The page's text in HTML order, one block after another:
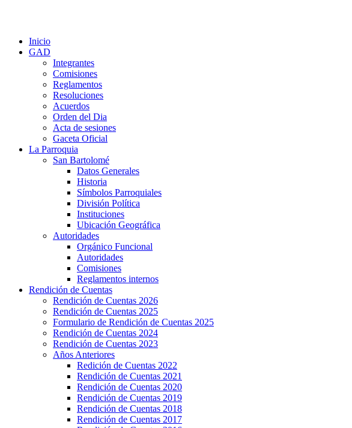
Inicio
GAD
Integrantes
Comisiones
Reglamentos
Resoluciones
Acuerdos
Orden del Dia
Acta de sesiones
Gaceta Oficial
La Parroquia
San Bartolomé
Datos Generales
Historia
Símbolos Parroquiales
División Política
Instituciones
Ubicación Geográfica
Autoridades
Orgánico Funcional
Autoridades
Comisiones
Reglamentos internos
Rendición de Cuentas
Rendición de Cuentas 2026
Rendición de Cuentas 2025
Formulario de Rendición de Cuentas 2025
Rendición de Cuentas 2024
Rendición de Cuentas 2023
Años Anteriores
Redición de Cuentas 2022
Rendición de Cuentas 2021
Rendición de Cuentas 2020
Rendición de Cuentas 2019
Rendición de Cuentas 2018
Rendición de Cuentas 2017